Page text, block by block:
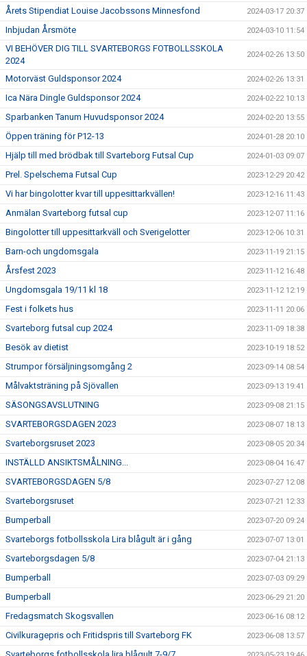
Årets Stipendiat Louise Jacobssons Minnesfond 2024-03-17 20:37
Inbjudan Årsmöte 2024-03-10 11:54
VI BEHÖVER DIG TILL SVARTEBORGS FOTBOLLSSKOLA
2024
2024-02-26 13:50
Motorväst Guldsponsor 2024 2024-02-26 13:31
Ica Nära Dingle Guldsponsor 2024 2024-02-22 10:13
Sparbanken Tanum Huvudsponsor 2024 2024-02-20 13:55
Öppen träning för P12-13 2024-01-28 20:10
Hjälp till med brödbak till Svarteborg Futsal Cup 2024-01-03 09:07
Prel. Spelschema Futsal Cup 2023-12-29 20:42
Vi har bingolotter kvar till uppesittarkvällen! 2023-12-16 11:43
Anmälan Svarteborg futsal cup 2023-12-07 11:16
Bingolotter till uppesittarkväll och Sverigelotter 2023-12-06 10:31
Barn-och ungdomsgala 2023-11-19 21:15
Årsfest 2023 2023-11-12 16:48
Ungdomsgala 19/11 kl 18 2023-11-12 12:19
Fest i folkets hus 2023-11-11 20:06
Svarteborg futsal cup 2024 2023-11-09 18:38
Besök av dietist 2023-10-19 18:52
Strumpor försäljningsomgång 2 2023-09-14 08:54
Målvaktsträning på Sjövallen 2023-09-13 19:41
SÄSONGSAVSLUTNING 2023-09-08 21:15
SVARTEBORGSDAGEN 2023 2023-08-07 18:13
Svarteborgsruset 2023 2023-08-05 20:34
INSTÄLLD ANSIKTSMÅLNING... 2023-08-04 16:47
SVARTEBORGSDAGEN 5/8 2023-07-27 12:08
Svarteborgsruset 2023-07-21 12:33
Bumperball 2023-07-20 09:24
Svarteborgs fotbollsskola Lira blågult är i gång 2023-07-07 13:01
Svarteborgsdagen 5/8 2023-07-04 21:13
Bumperball 2023-07-03 09:29
Bumperball 2023-06-29 21:20
Fredagsmatch Skogsvallen 2023-06-16 08:12
Civilkuragepris och Fritidspris till Svarteborg FK 2023-06-08 13:57